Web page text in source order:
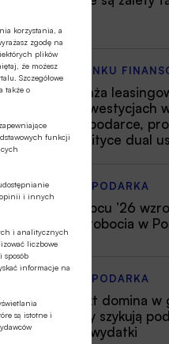
korzystania, a
zgodę na
plików
że możesz
Szczegółowe
także o
funkcji
opinii i innych
i analitycznych
liczbowe
sposób
informacje na
są istotne i
Z RYNKU
Branża
o inwestycjach
gospodarce,
i polityce dual
GOSPODARKA
W lipcu ’26
bezrobocia w
GOSPODARKA
Efekt domina
firmy szykują
tną wydatki